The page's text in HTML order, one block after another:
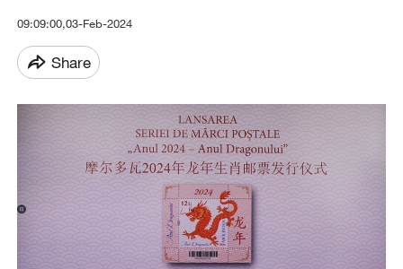
09:09:00,03-Feb-2024
Share